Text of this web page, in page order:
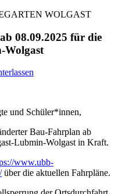
08.09.2025 für die
Wolgast
und Schüler*innen,
Bau-Fahrplan ab
Lubmin-Wolgast in Kraft.
www.ubb-
über die aktuellen Fahrpläne.